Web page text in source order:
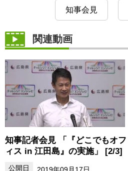
知事会見
関連動画
知事記者会見 「『どこでもオフ
ィス in 江田島』の実施」 [2/3]
2019年09月17日